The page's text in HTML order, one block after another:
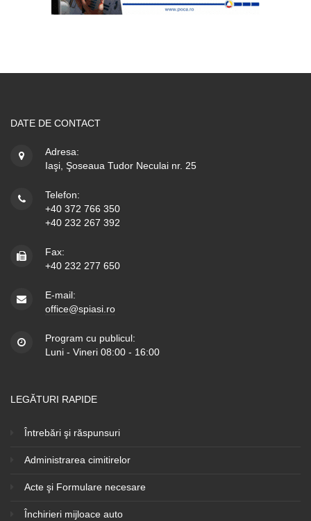
DATE DE CONTACT
Adresa:
Iaşi, Şoseaua Tudor Neculai nr. 25
Telefon:
+40 372 766 350
+40 232 267 392
Fax:
+40 232 277 650
E-mail:
office@spiasi.ro
Program cu publicul:
Luni - Vineri 08:00 - 16:00
LEGĂTURI RAPIDE
Întrebări şi răspunsuri
Administrarea cimitirelor
Acte şi Formulare necesare
Închirieri mijloace auto